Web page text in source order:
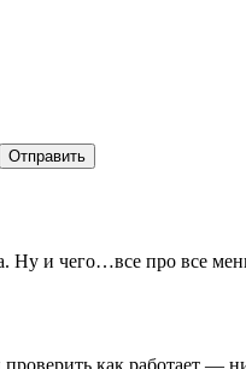
и чего…все про все
как работает —